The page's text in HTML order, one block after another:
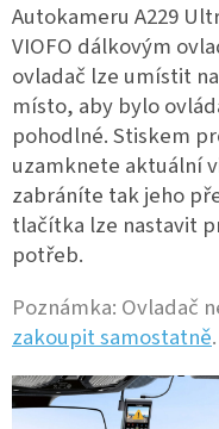
Autokameru A229
VIOFO dálkovým
ovladač lze umístit
místo, aby bylo
pohodlné. Stiskem
uzamknete aktuální
zabráníte tak jeho
tlačítka lze nastavit
potřeb.
Poznámka: Ovladač
zakoupit samostatně.